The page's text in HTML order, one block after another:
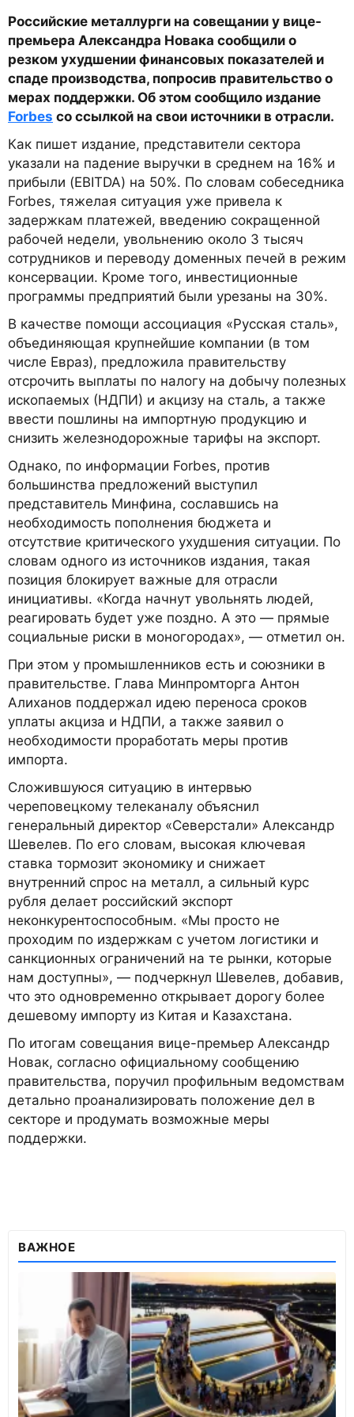
Российские металлурги на совещании у вице-
премьера Александра Новака сообщили о
резком ухудшении финансовых показателей и
спаде производства, попросив правительство о
мерах поддержки. Об этом сообщило издание
Forbes со ссылкой на свои источники в отрасли.
Как пишет издание, представители сектора
указали на падение выручки в среднем на 16% и
прибыли (EBITDA) на 50%. По словам собеседника
Forbes, тяжелая ситуация уже привела к
задержкам платежей, введению сокращенной
рабочей недели, увольнению около 3 тысяч
сотрудников и переводу доменных печей в режим
консервации. Кроме того, инвестиционные
программы предприятий были урезаны на 30%.
В качестве помощи ассоциация «Русская сталь»,
объединяющая крупнейшие компании (в том
числе Евраз), предложила правительству
отсрочить выплаты по налогу на добычу полезных
ископаемых (НДПИ) и акцизу на сталь, а также
ввести пошлины на импортную продукцию и
снизить железнодорожные тарифы на экспорт.
Однако, по информации Forbes, против
большинства предложений выступил
представитель Минфина, сославшись на
необходимость пополнения бюджета и
отсутствие критического ухудшения ситуации. По
словам одного из источников издания, такая
позиция блокирует важные для отрасли
инициативы. «Когда начнут увольнять людей,
реагировать будет уже поздно. А это — прямые
социальные риски в моногородах», — отметил он.
При этом у промышленников есть и союзники в
правительстве. Глава Минпромторга Антон
Алиханов поддержал идею переноса сроков
уплаты акциза и НДПИ, а также заявил о
необходимости проработать меры против
импорта.
Сложившуюся ситуацию в интервью
череповецкому телеканалу объяснил
генеральный директор «Северстали» Александр
Шевелев. По его словам, высокая ключевая
ставка тормозит экономику и снижает
внутренний спрос на металл, а сильный курс
рубля делает российский экспорт
неконкурентоспособным. «Мы просто не
проходим по издержкам с учетом логистики и
санкционных ограничений на те рынки, которые
нам доступны», — подчеркнул Шевелев, добавив,
что это одновременно открывает дорогу более
дешевому импорту из Китая и Казахстана.
По итогам совещания вице-премьер Александр
Новак, согласно официальному сообщению
правительства, поручил профильным ведомствам
детально проанализировать положение дел в
секторе и продумать возможные меры
поддержки.
ВАЖНОЕ